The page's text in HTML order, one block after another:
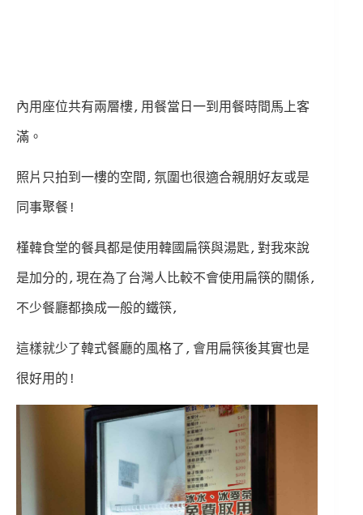
內用座位共有兩層樓,用餐當日一到用餐時間馬上客
滿。
照片只拍到一樓的空間,氛圍也很適合親朋好友或是
同事聚餐!
槿韓食堂的餐具都是使用韓國扁筷與湯匙,對我來說
是加分的,現在為了台灣人比較不會使用扁筷的關係,
不少餐廳都換成一般的鐵筷,
這樣就少了韓式餐廳的風格了,會用扁筷後其實也是
很好用的!